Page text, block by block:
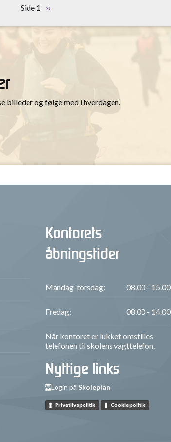
billeder og følge med i hverdagen.
Kontorets
åbningstider
Mandag-torsdag: 08.00 - 15.00
Fredag: 08.00 - 14.00
Når kontoret er lukket omstilles
telefonen til skolens vagttelefon.
Nyttige links
Login på Skoleplan
Privatlivspolitik Cookiepolitik